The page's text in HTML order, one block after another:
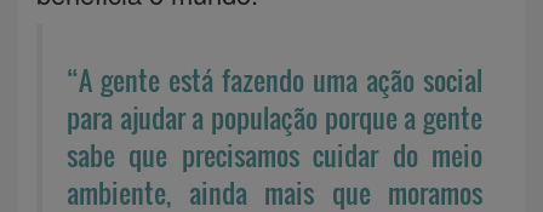
“A gente está fazendo uma ação social
para ajudar a população porque a gente
sabe que precisamos cuidar do meio
ambiente, ainda mais que moramos